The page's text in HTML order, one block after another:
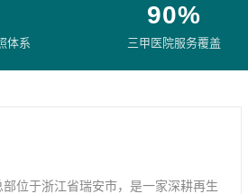
体系
90%
三甲医院服务覆盖
位于浙江省瑞安市，是一家深耕再生